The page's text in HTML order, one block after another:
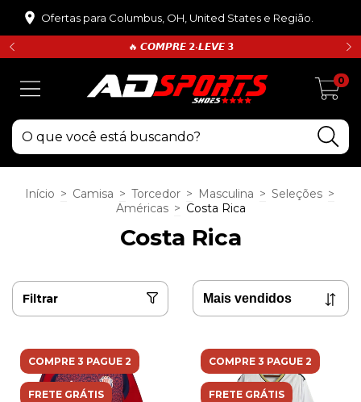
Ofertas para Columbus, OH, United States e Região.
🔥 𝘾𝙊𝙈𝙋𝙍𝙀 𝟮•𝙇𝙀𝙑𝙀 𝟯
0
Início > Camisa > Torcedor > Masculina > Seleções >
Américas > Costa Rica
Costa Rica
Filtrar
COMPRE 3 PAGUE 2
FRETE GRÁTIS
COMPRE 3 PAGUE 2
FRETE GRÁTIS